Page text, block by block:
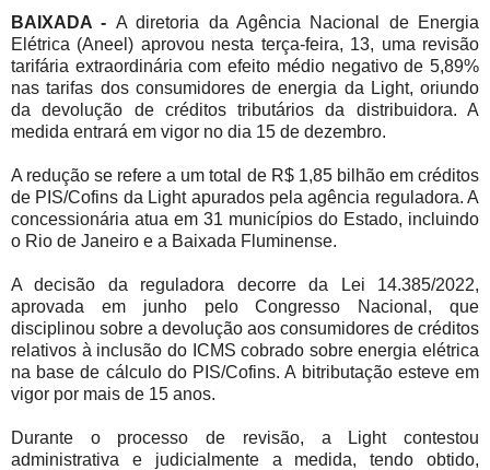
BAIXADA - A diretoria da Agência Nacional de Energia
Elétrica (Aneel) aprovou nesta terça-feira, 13, uma revisão
tarifária extraordinária com efeito médio negativo de 5,89%
nas tarifas dos consumidores de energia da Light, oriundo
da devolução de créditos tributários da distribuidora. A
medida entrará em vigor no dia 15 de dezembro.
A redução se refere a um total de R$ 1,85 bilhão em créditos
de PIS/Cofins da Light apurados pela agência reguladora. A
concessionária atua em 31 municípios do Estado, incluindo
o Rio de Janeiro e a Baixada Fluminense.
A decisão da reguladora decorre da Lei 14.385/2022,
aprovada em junho pelo Congresso Nacional, que
disciplinou sobre a devolução aos consumidores de créditos
relativos à inclusão do ICMS cobrado sobre energia elétrica
na base de cálculo do PIS/Cofins. A bitributação esteve em
vigor por mais de 15 anos.
Durante o processo de revisão, a Light contestou
administrativa e judicialmente a medida, tendo obtido,